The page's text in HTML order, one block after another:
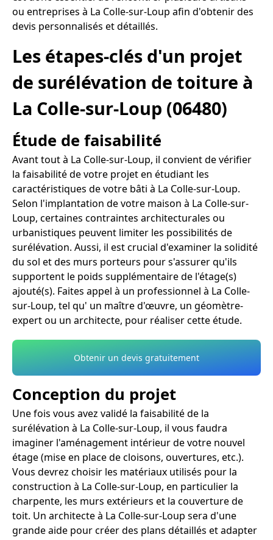
ou entreprises à La Colle-sur-Loup afin d'obtenir des
devis personnalisés et détaillés.
Les étapes-clés d'un projet
de surélévation de toiture à
La Colle-sur-Loup (06480)
Étude de faisabilité
Avant tout à La Colle-sur-Loup, il convient de vérifier
la faisabilité de votre projet en étudiant les
caractéristiques de votre bâti à La Colle-sur-Loup.
Selon l'implantation de votre maison à La Colle-sur-
Loup, certaines contraintes architecturales ou
urbanistiques peuvent limiter les possibilités de
surélévation. Aussi, il est crucial d'examiner la solidité
du sol et des murs porteurs pour s'assurer qu'ils
supportent le poids supplémentaire de l'étage(s)
ajouté(s). Faites appel à un professionnel à La Colle-
sur-Loup, tel qu' un maître d'œuvre, un géomètre-
expert ou un architecte, pour réaliser cette étude.
Obtenir un devis gratuitement
Conception du projet
Une fois vous avez validé la faisabilité de la
surélévation à La Colle-sur-Loup, il vous faudra
imaginer l'aménagement intérieur de votre nouvel
étage (mise en place de cloisons, ouvertures, etc.).
Vous devrez choisir les matériaux utilisés pour la
construction à La Colle-sur-Loup, en particulier la
charpente, les murs extérieurs et la couverture de
toit. Un architecte à La Colle-sur-Loup sera d'une
grande aide pour créer des plans détaillés et adapter